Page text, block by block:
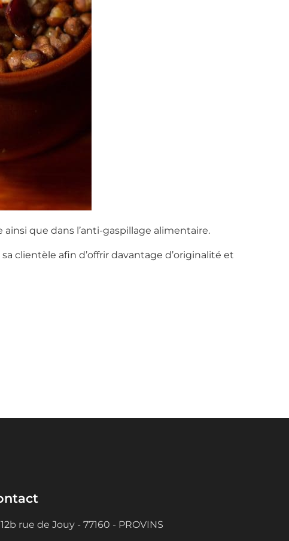
que dans l’anti-gaspillage alimentaire.
clientèle afin d’offrir davantage d’originalité et
12b rue de Jouy - 77160 - PROVINS